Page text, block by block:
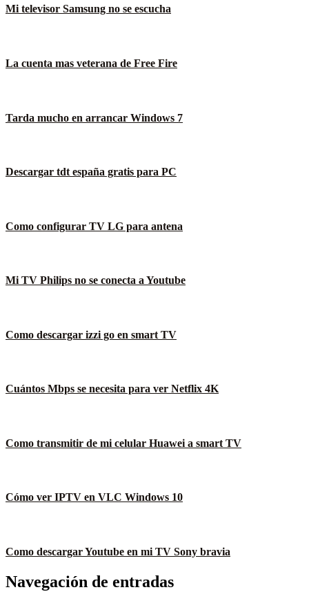
Mi televisor Samsung no se escucha
La cuenta mas veterana de Free Fire
Tarda mucho en arrancar Windows 7
Descargar tdt españa gratis para PC
Como configurar TV LG para antena
Mi TV Philips no se conecta a Youtube
Como descargar izzi go en smart TV
Cuántos Mbps se necesita para ver Netflix 4K
Como transmitir de mi celular Huawei a smart TV
Cómo ver IPTV en VLC Windows 10
Como descargar Youtube en mi TV Sony bravia
Navegación de entradas